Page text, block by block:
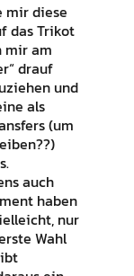
mir diese
das Trikot
mir am
drauf
und
als
(um
auch
haben
nur
Wahl